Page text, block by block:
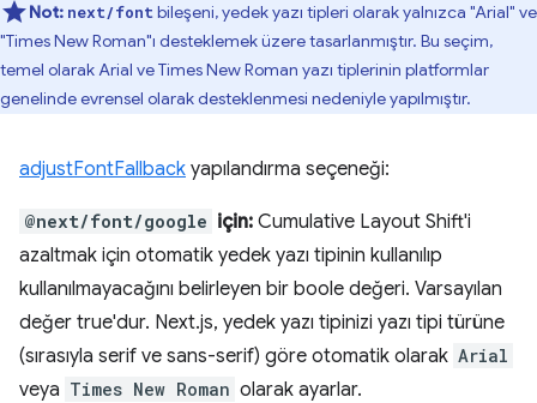
Not: next/font bileşeni, yedek yazı tipleri olarak yalnızca "Arial" ve
"Times New Roman"ı desteklemek üzere tasarlanmıştır. Bu seçim,
temel olarak Arial ve Times New Roman yazı tiplerinin platformlar
genelinde evrensel olarak desteklenmesi nedeniyle yapılmıştır.
adjustFontFallback yapılandırma seçeneği:
@next/font/google için: Cumulative Layout Shift'i
azaltmak için otomatik yedek yazı tipinin kullanılıp
kullanılmayacağını belirleyen bir boole değeri. Varsayılan
değer true'dur. Next.js, yedek yazı tipinizi yazı tipi türüne
(sırasıyla serif ve sans-serif) göre otomatik olarak Arial
veya Times New Roman olarak ayarlar.